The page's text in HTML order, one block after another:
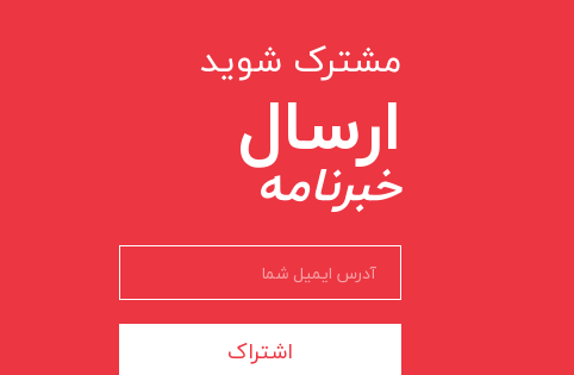
مشترک شوید
ارسال
خبرنامه
اشتراک